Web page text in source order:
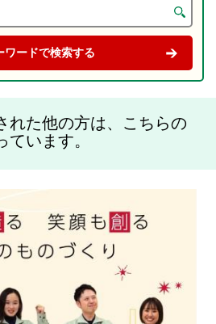
れた他の方は、こちらの
います。